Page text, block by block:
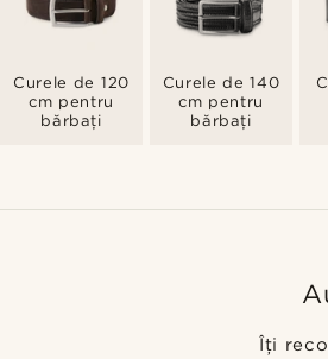
Curele de 120
cm pentru
bărbați
Curele de 140
cm pentru
bărbați
Îți